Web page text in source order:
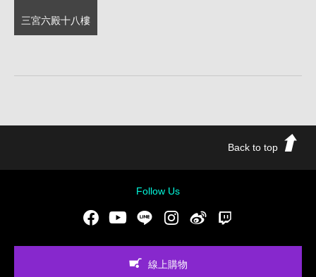
三宮六殿十八樓
Back to top
Follow Us
FacebookYoutubeLINE Instgram新浪微博
線上購物